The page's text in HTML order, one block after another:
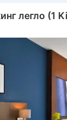
легло (1